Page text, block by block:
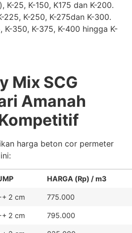
K-25, K-150, K175 dan K-200.
225, K-250, K-275dan K-300.
K-350, K-375, K-400 hingga K-
Mix SCG
Amanah
harga beton cor permeter
HARGA (Rp) / m3
+ 2 cm 775.000
+ 2 cm 795.000